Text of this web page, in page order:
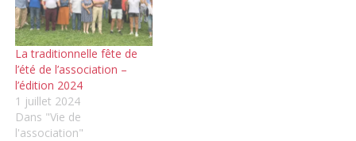
La traditionnelle fête de
l’été de l’association –
l’édition 2024
1 juillet 2024
Dans "Vie de
l'association"